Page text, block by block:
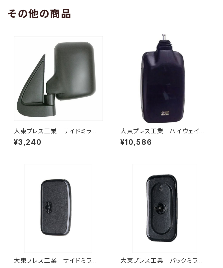
その他の商品
大東プレス工業 サイドミラー/
バックミラー ダイハツ ハイ
ゼット トラック 左 99年～
¥3,240
大東プレス工業 ハイウェイミ
ラー 800Rヒーター無 トラッ
¥10,586
大東プレス工業 サイドミラー/
大東プレス工業 バックミラーH